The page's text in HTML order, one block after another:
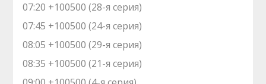
07:20 +100500 (28-я серия)
07:45 +100500 (24-я серия)
08:05 +100500 (29-я серия)
08:35 +100500 (21-я серия)